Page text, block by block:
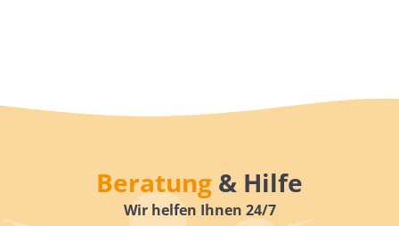
Beratung & Hilfe
Wir helfen Ihnen 24/7